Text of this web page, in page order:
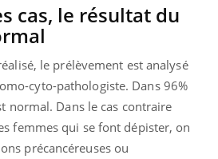
cas, le résultat du
le prélèvement est analysé
cyto-pathologiste. Dans 96%
normal. Dans le cas contraire
femmes qui se font dépister, on
précancéreuses ou